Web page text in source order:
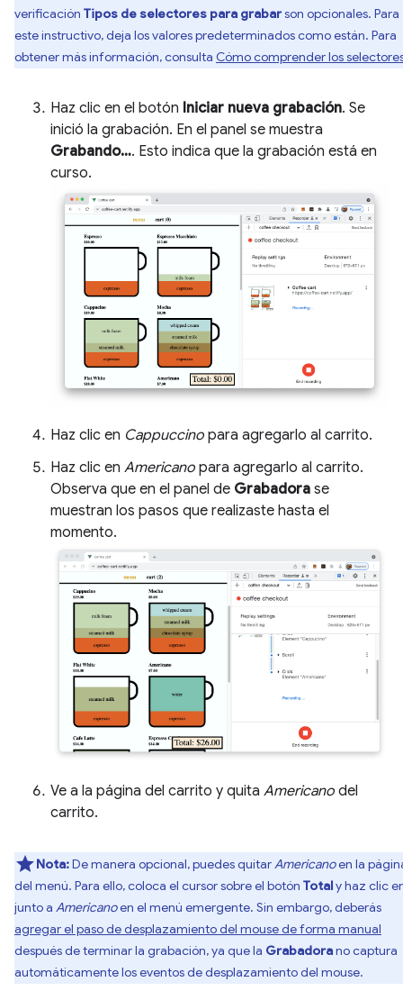
verificación Tipos de selectores para grabarson opcionales. Para
este instructivo, deja los valores predeterminados como están. Para
obtener más información, consulta Cómo comprender los
Haz clic en el botón Iniciar nueva grabación. Se
inició la grabación. En el panel se muestra
Grabando…. Esto indica que la grabación está en
curso.
Haz clic en Cappuccino para agregarlo al carrito.
Haz clic en Americano para agregarlo al carrito.
Observa que en el panel de Grabadora se
muestran los pasos que realizaste hasta el
momento.
Ve a la página del carrito y quita Americano del
carrito.
Nota:De manera opcional, puedes quitarAmericanoen la
del menú. Para ello, coloca el cursor sobre el botón Totaly haz clic
junto a Americanoen el menú emergente. Sin embargo, deberás
agregar el paso de desplazamiento del mouse de forma manual
después de terminar la grabación, ya que la Grabadorano captura
automáticamente los eventos de desplazamiento del mouse.